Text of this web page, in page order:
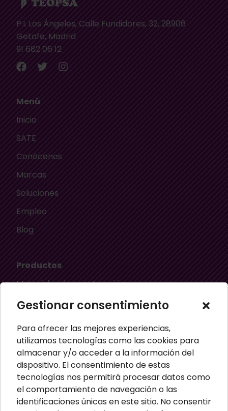
Gestionar consentimiento
Para ofrecer las mejores experiencias,
utilizamos tecnologías como las cookies para
almacenar y/o acceder a la información del
dispositivo. El consentimiento de estas
tecnologías nos permitirá procesar datos como
el comportamiento de navegación o las
identificaciones únicas en este sitio. No consentir
P.I. Los Ángeles, Calle Fundidores, 32, 28906
Getafe, Madrid
91 682 06 12
Menú
Inicio
SATE
Conócenos
Marcas
Soluciones
Empleo
Blog
Productos
Materiales de construcción
Aislamiento térmico
Material ignífugo aislante
Paneles aislantes
Masillas para pared
Paneles sandwich